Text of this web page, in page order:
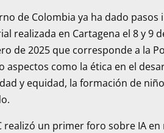
de Colombia ya ha dado
realizada en Cartagena el 8 y 9
de 2025 que corresponde a la
aspectos como la ética en el
y equidad, la formación de
realizó un primer foro sobre IA